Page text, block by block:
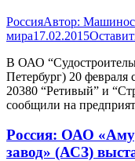
РоссияАвтор:
мира17.02.2015
В ОАО
Петербург) 20 февраля
20380 “Ретивый” и
сообщили на
Россия: ОАО
завод» (АСЗ)